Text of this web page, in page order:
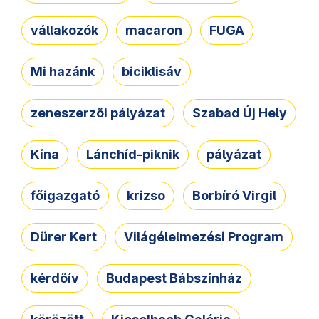
vállakozók macaron FUGA
Mi hazánk biciklisáv
zeneszerzői pályázat Szabad Új Hely
Kína Lánchíd-piknik pályázat
főigazgató krizso Borbíró Virgil
Dürer Kert Világélelmezési Program
kérdőív Budapest Bábszínház